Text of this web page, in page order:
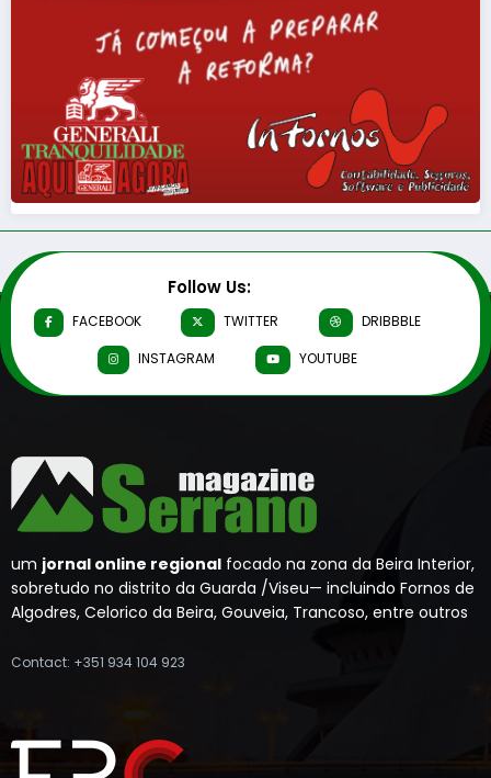
Follow Us:
FACEBOOK TWITTER
DRIBBBLE
INSTAGRAM
YOUTUBE
um jornal online regional focado na zona da Beira Interior,
sobretudo no distrito da Guarda /Viseu— incluindo Fornos de
Algodres, Celorico da Beira, Gouveia, Trancoso, entre outros
Contact: +351 934 104 923